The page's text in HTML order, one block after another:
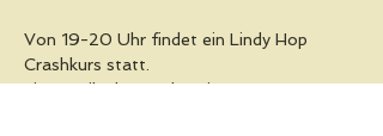
Von 19-20 Uhr findet ein Lindy Hop
Crashkurs statt.
Livemusik ab 20 Uhr mit SHABBER NAC